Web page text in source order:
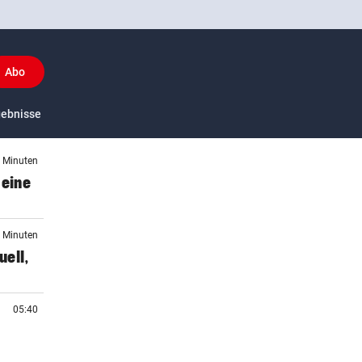
Abo
US-Sport
Minuten
Minuten
05:40